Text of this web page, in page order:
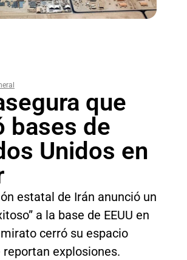
que
bases de
Unidos en
estatal de Irán anunció un
a la base de EEUU en
cerró su espacio
reportan explosiones.